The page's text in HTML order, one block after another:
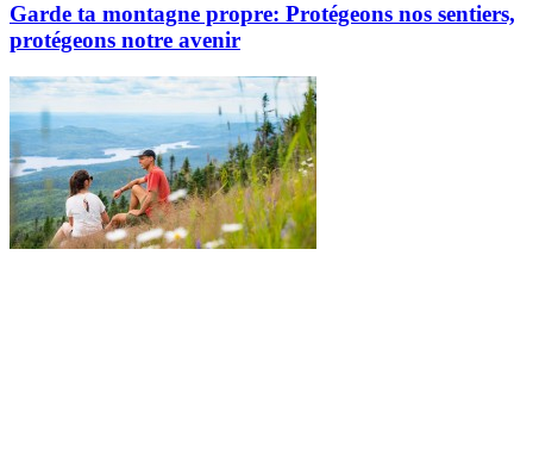
Garde ta montagne propre: Protégeons nos sentiers,
protégeons notre avenir